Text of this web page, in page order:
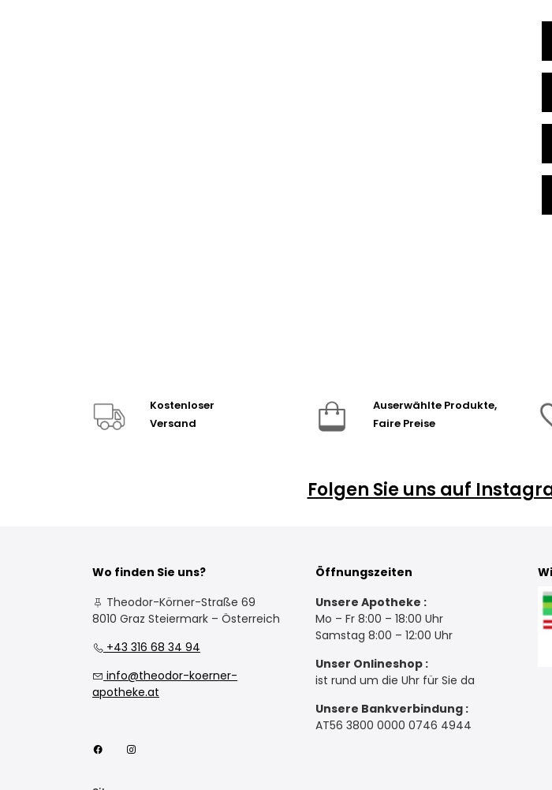
Kostenloser
Versand
Auserwählte Produkte,
Faire Preise
Folgen Sie uns auf
Wo finden Sie uns?
Theodor-Körner-Straße 69
8010 Graz Steiermark – Österreich
+43 316 68 34 94
info@theodor-koerner-
apotheke.at
Öffnungszeiten
Unsere Apotheke :
Mo – Fr 8:00 – 18:00 Uhr
Samstag 8:00 – 12:00 Uhr
Unser Onlineshop :
ist rund um die Uhr für Sie da
Unsere Bankverbindung :
AT56 3800 0000 0746 4944